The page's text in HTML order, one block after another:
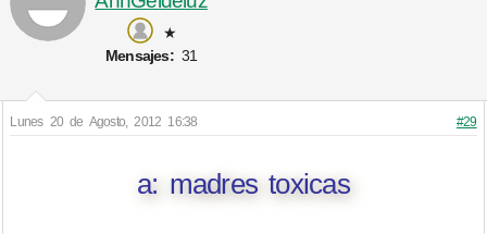
★
Mensajes:31
Lunes 20 de Agosto, 2012 16:38 #29
a: madres toxicas